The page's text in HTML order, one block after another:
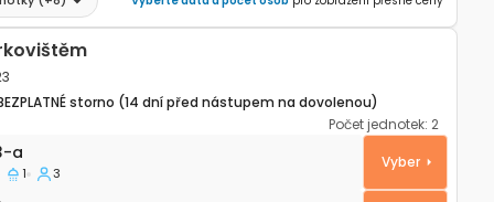
storno (14 dní před nástupem na dovolenou)
Počet jednotek: 2
Božava, Dugi otok A-8123-a
a
1 3
Vyber